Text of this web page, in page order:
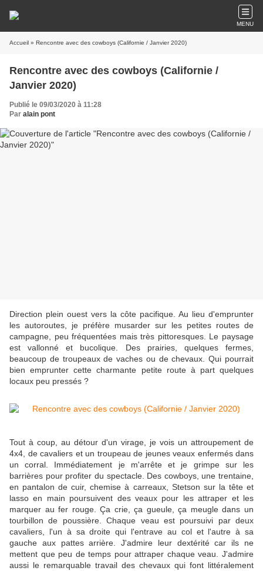
MENU
Accueil » Rencontre avec des cowboys (Californie / Janvier 2020)
Rencontre avec des cowboys (Californie /
Janvier 2020)
Publié le 09/03/2020 à 11:28
Par alain pont
Direction plein ouest vers la côte pacifique. Au lieu d'emprunter
les autoroutes, je préfère musarder sur les petites routes de
campagne, peu fréquentées mais très pittoresques. Le paysage
est vallonné et bucolique. Des prairies, quelques fermes,
beaucoup de troupeaux de vaches ou de chevaux. Qui pourrait
bien emprunter cette charmante petite route à part quelques
locaux peu pressés ?
Tout à coup, au détour d'un virage, je vois un attroupement de
4x4, de cavaliers et un troupeau de jeunes veaux enfermés dans
un corral. Immédiatement je m'arrête et je grimpe sur les
barrières pour profiter du spectacle. Des cowboys, une trentaine,
en pantalon de cuir, chemise à carreaux, Stetson sur la tête et
lasso en main poursuivent des veaux pour les attraper et les
marquer au fer rouge. Ça crie, ça gueule, ça meugle dans un
tourbillon de poussière. Chaque veau est poursuivi par deux
cavaliers, l'un à sa droite qui l'entrave au col et l'autre à sa
gauche aux pattes arrière. J'admire leur dextérité car ils ne
mettent que peu de temps pour attraper chaque veau. J'admire
aussi le remarquable travail des chevaux qui font littéralement